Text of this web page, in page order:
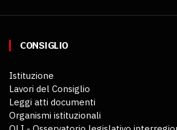
CONSIGLIO
Istituzione
Lavori del Consiglio
Leggi atti documenti
Organismi istituzionali